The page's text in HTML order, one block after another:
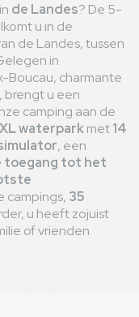
de Landes? De 5-
u in de
de Landes, tussen
in
Boucau, charmante
brengt u een
camping aan de
waterparkmet14
, een
toegang tot het
campings, 35
u heeft zojuist
of vrienden